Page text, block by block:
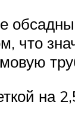
что
на